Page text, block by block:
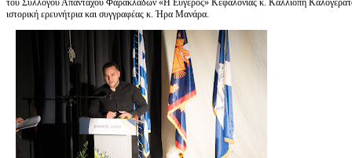
του Συλλόγου Απανταχού Φαρακλάδων «Η Εύγερος» Κεφαλονιάς κ. Καλλιόπη
ιστορική ερευνήτρια και συγγραφέας κ. Ήρα Μανάρα.